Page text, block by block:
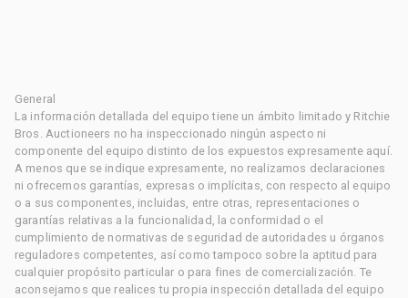
General
La información detallada del equipo tiene un ámbito limitado y Ritchie
Bros. Auctioneers no ha inspeccionado ningún aspecto ni
componente del equipo distinto de los expuestos expresamente aquí.
A menos que se indique expresamente, no realizamos declaraciones
ni ofrecemos garantías, expresas o implícitas, con respecto al equipo
o a sus componentes, incluidas, entre otras, representaciones o
garantías relativas a la funcionalidad, la conformidad o el
cumplimiento de normativas de seguridad de autoridades u órganos
reguladores competentes, así como tampoco sobre la aptitud para
cualquier propósito particular o para fines de comercialización. Te
aconsejamos que realices tu propia inspección detallada del equipo